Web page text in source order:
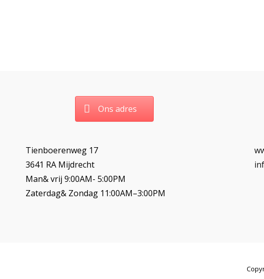
Ons adres
Tienboerenweg 17
3641 RA Mijdrecht
Man& vrij 9:00AM- 5:00PM
Zaterdag& Zondag 11:00AM–3:00PM